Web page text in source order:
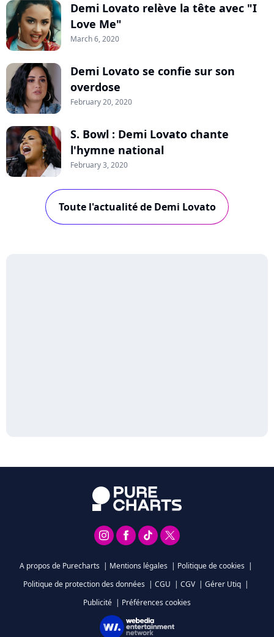
Demi Lovato relève la tête avec "I
Love Me"
March 6, 2020
Demi Lovato se confie sur son
overdose
February 20, 2020
S. Bowl : Demi Lovato chante
l'hymne national
February 3, 2020
Toute l'actualité de Demi Lovato
A propos de Purecharts | Mentions légales | Politique de cookies |
Politique de protection des données | CGU | CGV | Gérer Utiq |
Publicité | Préférences cookies